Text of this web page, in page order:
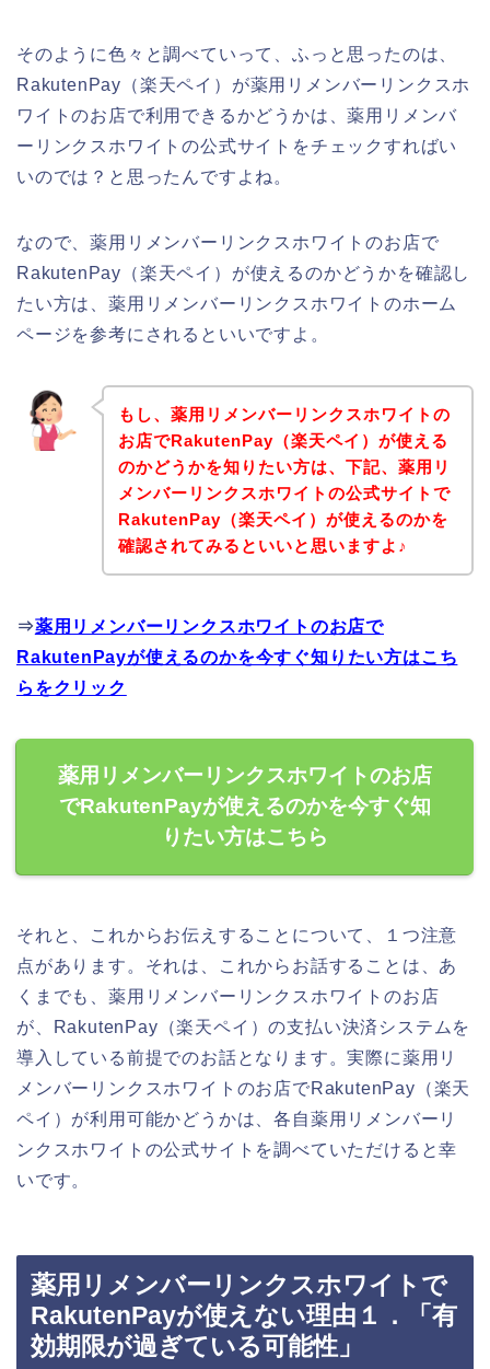
そのように色々と調べていって、ふっと思ったのは、
RakutenPay（楽天ペイ）が薬用リメンバーリンクスホ
ワイトのお店で利用できるかどうかは、薬用リメンバ
ーリンクスホワイトの公式サイトをチェックすればい
いのでは？と思ったんですよね。
なので、薬用リメンバーリンクスホワイトのお店で
RakutenPay（楽天ペイ）が使えるのかどうかを確認し
たい方は、薬用リメンバーリンクスホワイトのホーム
ページを参考にされるといいですよ。
もし、薬用リメンバーリンクスホワイトの
お店でRakutenPay（楽天ペイ）が使える
のかどうかを知りたい方は、下記、薬用リ
メンバーリンクスホワイトの公式サイトで
RakutenPay（楽天ペイ）が使えるのかを
確認されてみるといいと思いますよ♪
⇒薬用リメンバーリンクスホワイトのお店で
RakutenPayが使えるのかを今すぐ知りたい方はこち
らをクリック
薬用リメンバーリンクスホワイトのお店
でRakutenPayが使えるのかを今すぐ知
りたい方はこちら
それと、これからお伝えすることについて、１つ注意
点があります。それは、これからお話することは、あ
くまでも、薬用リメンバーリンクスホワイトのお店
が、RakutenPay（楽天ペイ）の支払い決済システムを
導入している前提でのお話となります。実際に薬用リ
メンバーリンクスホワイトのお店でRakutenPay（楽天
ペイ）が利用可能かどうかは、各自薬用リメンバーリ
ンクスホワイトの公式サイトを調べていただけると幸
いです。
薬用リメンバーリンクスホワイトで
RakutenPayが使えない理由１．「有
効期限が過ぎている可能性」